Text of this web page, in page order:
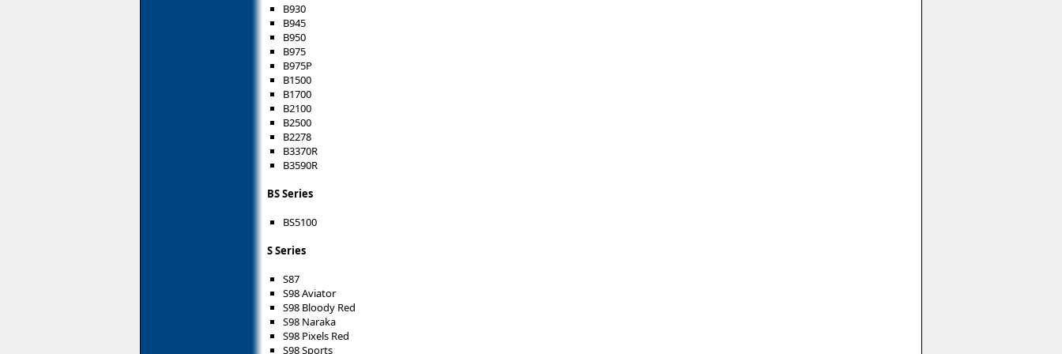
B930
B945
B950
B975
B975P
B1500
B1700
B2100
B2500
B2278
B3370R
B3590R
BS Series
BS5100
S Series
S87
S98 Aviator
S98 Bloody Red
S98 Naraka
S98 Pixels Red
S98 Sports